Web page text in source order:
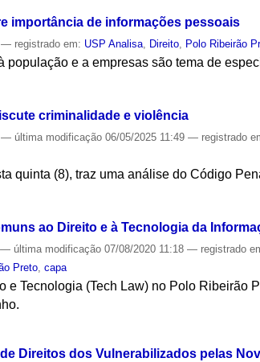
importância de informações pessoais
— registrado em: USP Analisa, Direito, Polo Ribeirão
população e a empresas são tema de
criminalidade e violência
— última modificação 06/05/2025 11:49— registrado
quinta (8), traz uma análise do Código
ao Direito e à Tecnologia da
— última modificação 07/08/2020 11:18— registrado
Preto ,capa
e Tecnologia (Tech Law) no Polo Ribeirão
Direitos dos Vulnerabilizados pelas